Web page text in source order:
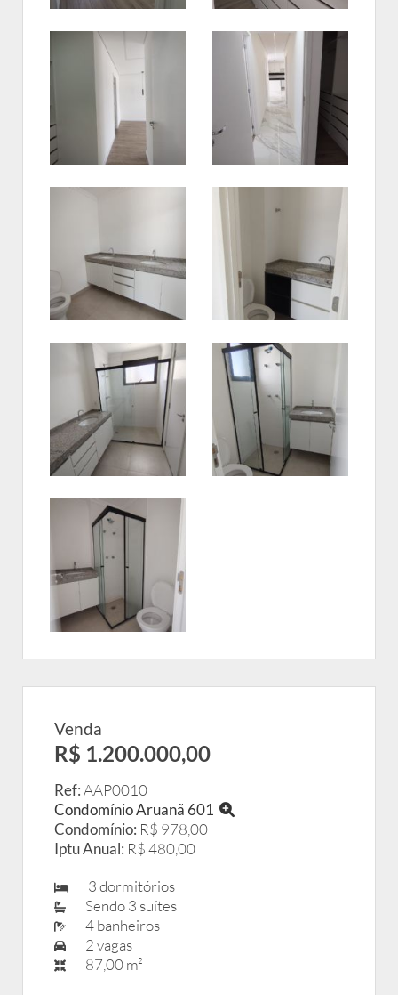
Venda
R$ 1.200.000,00
Ref:AAP0010
Condomínio Aruanã 601
Condomínio: R$ 978,00
Iptu Anual: R$ 480,00
3 dormitórios
Sendo 3 suítes
4 banheiros
2 vagas
87,00 m²